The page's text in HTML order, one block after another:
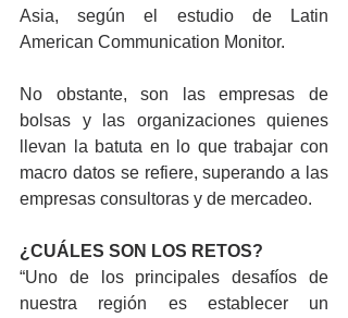
Asia, según el estudio de Latin
American Communication Monitor.
No obstante, son las empresas de
bolsas y las organizaciones quienes
llevan la batuta en lo que trabajar con
macro datos se refiere, superando a las
empresas consultoras y de mercadeo.
¿CUÁLES SON LOS RETOS?
“Uno de los principales desafíos de
nuestra región es establecer un